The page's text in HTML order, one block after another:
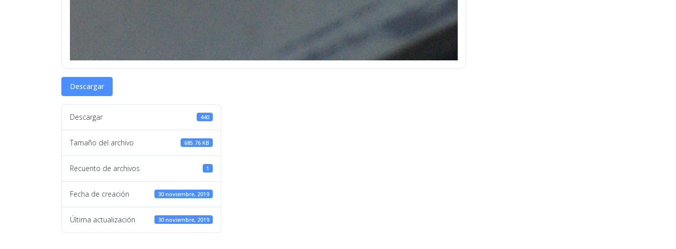
Descargar
Descargar 440
Tamaño del archivo 685.76 KB
Recuento de archivos 1
Fecha de creación 30 noviembre, 2019
Última actualización 30 noviembre, 2019